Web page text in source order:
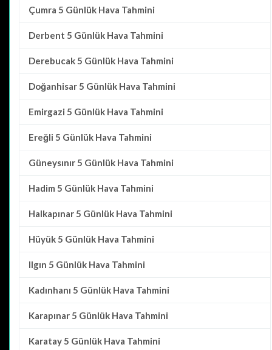
Çumra 5 Günlük Hava Tahmini
Derbent 5 Günlük Hava Tahmini
Derebucak 5 Günlük Hava Tahmini
Doğanhisar 5 Günlük Hava Tahmini
Emirgazi 5 Günlük Hava Tahmini
Ereğli 5 Günlük Hava Tahmini
Güneysınır 5 Günlük Hava Tahmini
Hadim 5 Günlük Hava Tahmini
Halkapınar 5 Günlük Hava Tahmini
Hüyük 5 Günlük Hava Tahmini
Ilgın 5 Günlük Hava Tahmini
Kadınhanı 5 Günlük Hava Tahmini
Karapınar 5 Günlük Hava Tahmini
Karatay 5 Günlük Hava Tahmini